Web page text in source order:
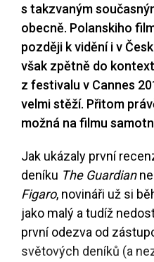
s takzvaným
obecně. Polanskiho
později k vidění i v
však zpětně do
z festivalu v Cannes
velmi stěží. Přitom
možná na filmu
Jak ukázaly první
deníku The Guardian
Figaro, novináři už si
jako malý a tudíž
první odezva od
světových deníků (a